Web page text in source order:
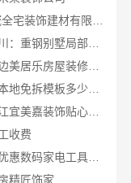
嘉兴美居乐建材科技：嘉兴周边美居乐房屋装修联系电话
家门口室内装修免费量房，浙江宜美嘉装饰贴心服务
收费
湖北省惠物电子商务有限公司优惠数码家电工具价格
精匠饰家